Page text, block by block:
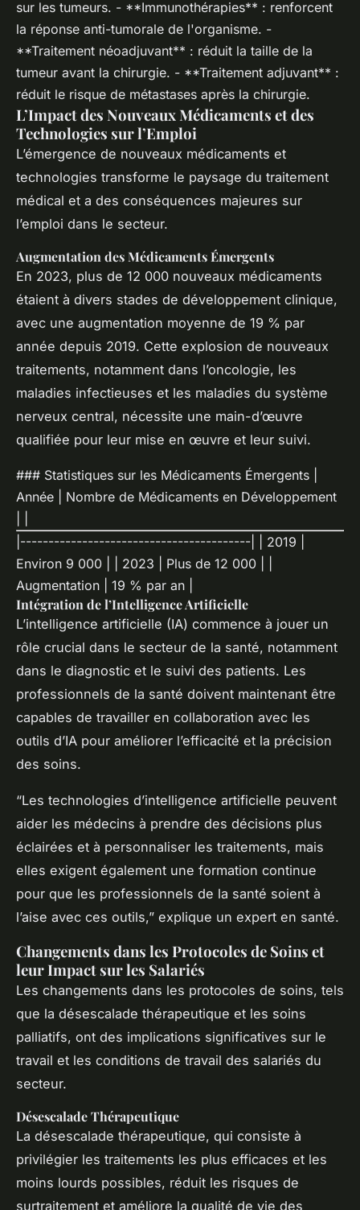
sur les tumeurs. - **Immunothérapies** : renforcent
la réponse anti-tumorale de l'organisme. -
**Traitement néoadjuvant** : réduit la taille de la
tumeur avant la chirurgie. - **Traitement adjuvant** :
réduit le risque de métastases après la chirurgie.
L’Impact des Nouveaux Médicaments et des
Technologies sur l’Emploi
L’émergence de nouveaux médicaments et
technologies transforme le paysage du traitement
médical et a des conséquences majeures sur
l’emploi dans le secteur.
Augmentation des Médicaments Émergents
En 2023, plus de 12 000 nouveaux médicaments
étaient à divers stades de développement clinique,
avec une augmentation moyenne de 19 % par
année depuis 2019. Cette explosion de nouveaux
traitements, notamment dans l’oncologie, les
maladies infectieuses et les maladies du système
nerveux central, nécessite une main-d’œuvre
qualifiée pour leur mise en œuvre et leur suivi.
### Statistiques sur les Médicaments Émergents |
Année | Nombre de Médicaments en Développement
|-----------------------------------------| | 2019 |
Environ 9 000 | | 2023 | Plus de 12 000 | |
Augmentation | 19 % par an |
Intégration de l’Intelligence Artificielle
L’intelligence artificielle (IA) commence à jouer un
rôle crucial dans le secteur de la santé, notamment
dans le diagnostic et le suivi des patients. Les
professionnels de la santé doivent maintenant être
capables de travailler en collaboration avec les
outils d’IA pour améliorer l’efficacité et la précision
des soins.
“Les technologies d’intelligence artificielle peuvent
aider les médecins à prendre des décisions plus
éclairées et à personnaliser les traitements, mais
elles exigent également une formation continue
pour que les professionnels de la santé soient à
l’aise avec ces outils,” explique un expert en santé.
Changements dans les Protocoles de Soins et
leur Impact sur les Salariés
Les changements dans les protocoles de soins, tels
que la désescalade thérapeutique et les soins
palliatifs, ont des implications significatives sur le
travail et les conditions de travail des salariés du
secteur.
Désescalade Thérapeutique
La désescalade thérapeutique, qui consiste à
privilégier les traitements les plus efficaces et les
moins lourds possibles, réduit les risques de
surtraitement et améliore la qualité de vie des